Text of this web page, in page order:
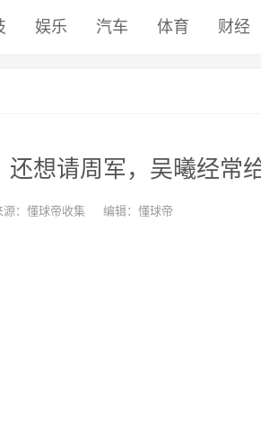
娱乐 汽车 体育 财经
想请周军，吴曦经常
源：懂球帝收集 编辑：懂球帝